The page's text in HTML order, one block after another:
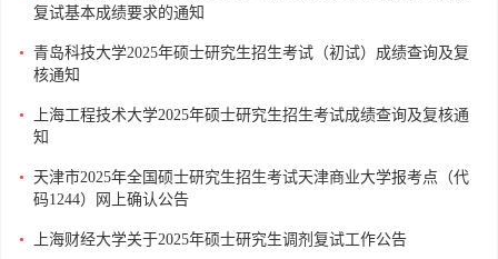
复试基本成绩要求的通知
• 青岛科技大学2025年硕士研究生招生考试（初试）成绩查询及复
核通知
•
上海工程技术大学2025年硕士研究生招生考试成绩查询及复核通
知
•
天津市2025年全国硕士研究生招生考试天津商业大学报考点（代
码1244）网上确认公告
• 上海财经大学关于2025年硕士研究生调剂复试工作公告